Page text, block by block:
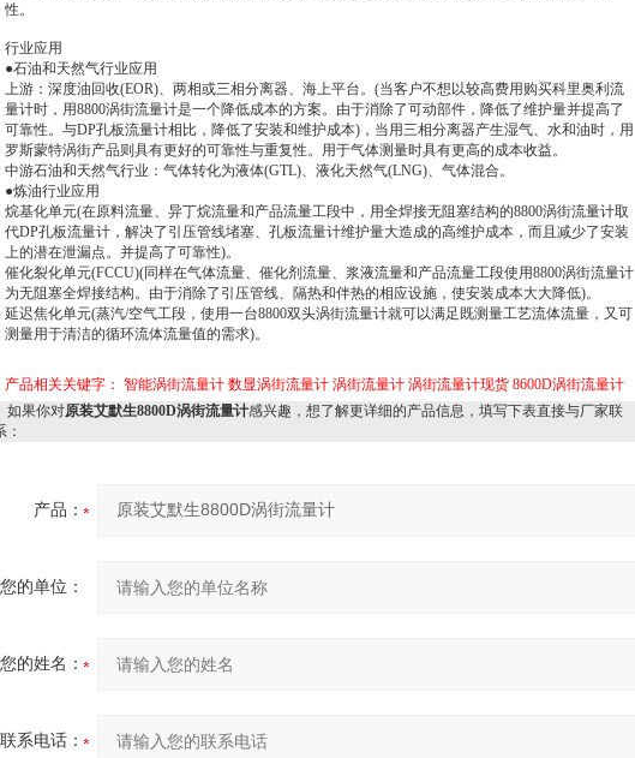
性。
行业应用
●石油和天然气行业应用
上游：深度油回收(EOR)、两相或三相分离器、海上平台。(当客户不想以较高费用购买科里奥利流
量计时，用8800涡街流量计是一个降低成本的方案。由于消除了可动部件，降低了维护量并提高了
可靠性。与DP孔板流量计相比，降低了安装和维护成本)，当用三相分离器产生湿气、水和油时，用
罗斯蒙特涡街产品则具有更好的可靠性与重复性。用于气体测量时具有更高的成本收益。
中游石油和天然气行业：气体转化为液体(GTL)、液化天然气(LNG)、气体混合。
●炼油行业应用
烷基化单元(在原料流量、异丁烷流量和产品流量工段中，用全焊接无阻塞结构的8800涡街流量计取
代DP孔板流量计，解决了引压管线堵塞、孔板流量计维护量大造成的高维护成本，而且减少了安装
上的潜在泄漏点。并提高了可靠性)。
催化裂化单元(FCCU)(同样在气体流量、催化剂流量、浆液流量和产品流量工段使用8800涡街流量计
为无阻塞全焊接结构。由于消除了引压管线、隔热和伴热的相应设施，使安装成本大大降低)。
延迟焦化单元(蒸汽/空气工段，使用一台8800双头涡街流量计就可以满足既测量工艺流体流量，又可
测量用于清洁的循环流体流量值的需求)。
产品相关关键字： 智能涡街流量计 数显涡街流量计 涡街流量计 涡街流量计现货 8600D涡街流量计
如果你对原装艾默生8800D涡街流量计感兴趣，想了解更详细的产品信息，填写下表直接与厂家联
：
产品：
您的单位：
您的姓名：
联系电话：